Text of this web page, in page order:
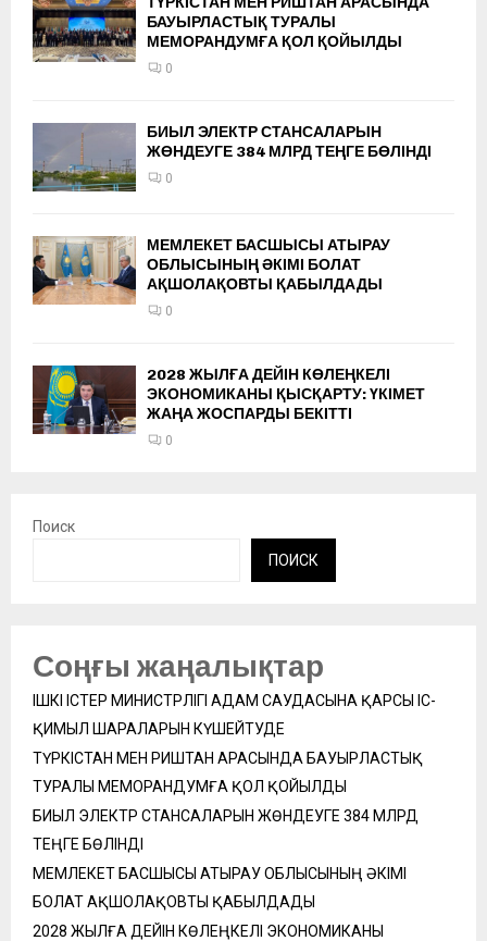
БАУЫРЛАСТЫҚ ТУРАЛЫ
МЕМОРАНДУМҒА ҚОЛ ҚОЙЫЛДЫ
0
БИЫЛ ЭЛЕКТР СТАНСАЛАРЫН
ЖӨНДЕУГЕ 384 МЛРД ТЕҢГЕ БӨЛІНДІ
0
МЕМЛЕКЕТ БАСШЫСЫ АТЫРАУ
ОБЛЫСЫНЫҢ ӘКІМІ БОЛАТ
АҚШОЛАҚОВТЫ ҚАБЫЛДАДЫ
0
2028 ЖЫЛҒА ДЕЙІН КӨЛЕҢКЕЛІ
ЭКОНОМИКАНЫ ҚЫСҚАРТУ: ҮКІМЕТ
ЖАҢА ЖОСПАРДЫ БЕКІТТІ
0
Поиск
ПОИСК
Соңғы жаңалықтар
ІШКІ ІСТЕР МИНИСТРЛІГІ АДАМ САУДАСЫНА ҚАРСЫ ІС-
ҚИМЫЛ ШАРАЛАРЫН КҮШЕЙТУДЕ
ТҮРКІСТАН МЕН РИШТАН АРАСЫНДА БАУЫРЛАСТЫҚ
ТУРАЛЫ МЕМОРАНДУМҒА ҚОЛ ҚОЙЫЛДЫ
БИЫЛ ЭЛЕКТР СТАНСАЛАРЫН ЖӨНДЕУГЕ 384 МЛРД
ТЕҢГЕ БӨЛІНДІ
МЕМЛЕКЕТ БАСШЫСЫ АТЫРАУ ОБЛЫСЫНЫҢ ӘКІМІ
БОЛАТ АҚШОЛАҚОВТЫ ҚАБЫЛДАДЫ
2028 ЖЫЛҒА ДЕЙІН КӨЛЕҢКЕЛІ ЭКОНОМИКАНЫ